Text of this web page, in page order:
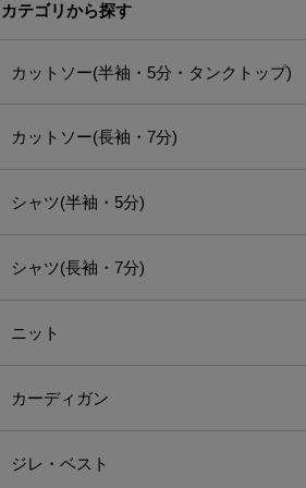
カテゴリから探す
カットソー(半袖・5分・タンクトップ)
カットソー(長袖・7分)
シャツ(半袖・5分)
シャツ(長袖・7分)
ニット
カーディガン
ジレ・ベスト